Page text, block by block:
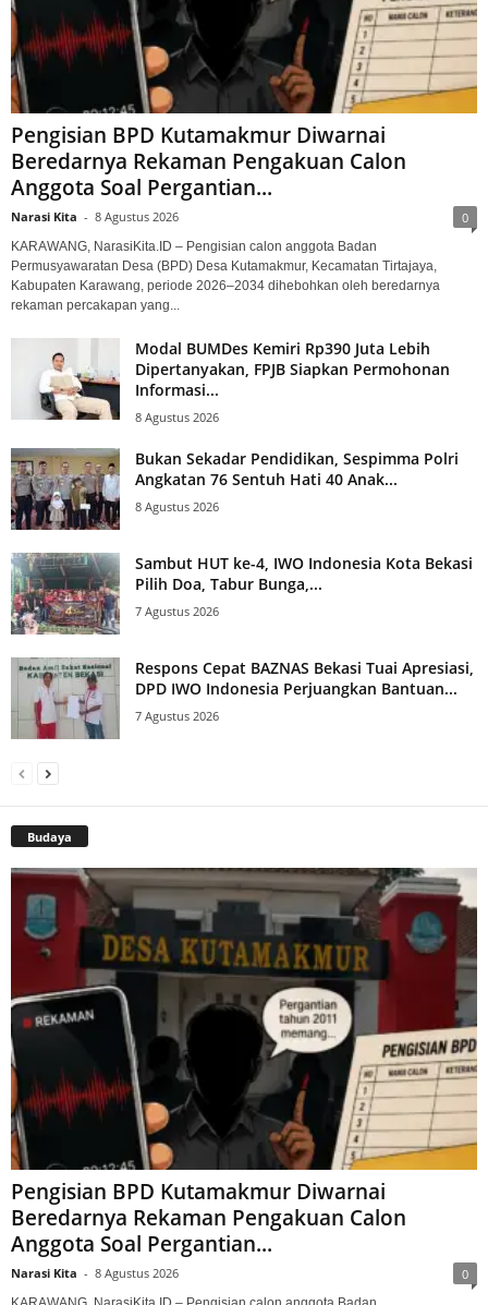
Pengisian BPD Kutamakmur Diwarnai
Beredarnya Rekaman Pengakuan Calon
Anggota Soal Pergantian...
Narasi Kita - 8 Agustus 2026 0
KARAWANG, NarasiKita.ID – Pengisian calon anggota Badan
Permusyawaratan Desa (BPD) Desa Kutamakmur, Kecamatan Tirtajaya,
Kabupaten Karawang, periode 2026–2034 dihebohkan oleh beredarnya
rekaman percakapan yang...
Modal BUMDes Kemiri Rp390 Juta Lebih
Dipertanyakan, FPJB Siapkan Permohonan
Informasi...
8 Agustus 2026
Bukan Sekadar Pendidikan, Sespimma Polri
Angkatan 76 Sentuh Hati 40 Anak...
8 Agustus 2026
Sambut HUT ke-4, IWO Indonesia Kota Bekasi
Pilih Doa, Tabur Bunga,...
7 Agustus 2026
Respons Cepat BAZNAS Bekasi Tuai Apresiasi,
DPD IWO Indonesia Perjuangkan Bantuan...
7 Agustus 2026
Budaya
Pengisian BPD Kutamakmur Diwarnai
Beredarnya Rekaman Pengakuan Calon
Anggota Soal Pergantian...
Narasi Kita - 8 Agustus 2026 0